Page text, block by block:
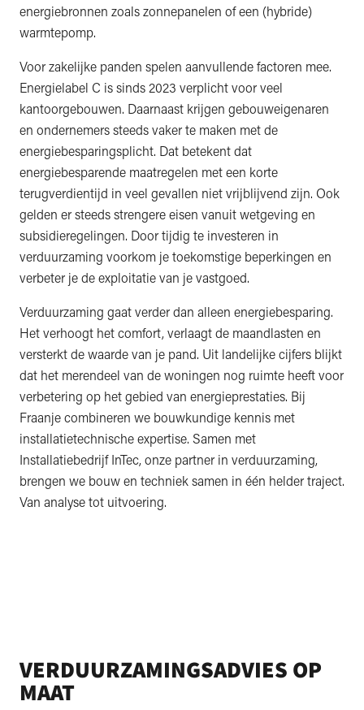
energiebronnen zoals zonnepanelen of een (hybride)
warmtepomp.
Voor zakelijke panden spelen aanvullende factoren mee.
Energielabel C is sinds 2023 verplicht voor veel
kantoorgebouwen. Daarnaast krijgen gebouweigenaren
en ondernemers steeds vaker te maken met de
energiebesparingsplicht. Dat betekent dat
energiebesparende maatregelen met een korte
terugverdientijd in veel gevallen niet vrijblijvend zijn. Ook
gelden er steeds strengere eisen vanuit wetgeving en
subsidieregelingen. Door tijdig te investeren in
verduurzaming voorkom je toekomstige beperkingen en
verbeter je de exploitatie van je vastgoed.
Verduurzaming gaat verder dan alleen energiebesparing.
Het verhoogt het comfort, verlaagt de maandlasten en
versterkt de waarde van je pand. Uit landelijke cijfers blijkt
dat het merendeel van de woningen nog ruimte heeft voor
verbetering op het gebied van energieprestaties. Bij
Fraanje combineren we bouwkundige kennis met
installatietechnische expertise. Samen met
Installatiebedrijf InTec, onze partner in verduurzaming,
brengen we bouw en techniek samen in één helder traject.
Van analyse tot uitvoering.
VERDUURZAMINGSADVIES OP
MAAT